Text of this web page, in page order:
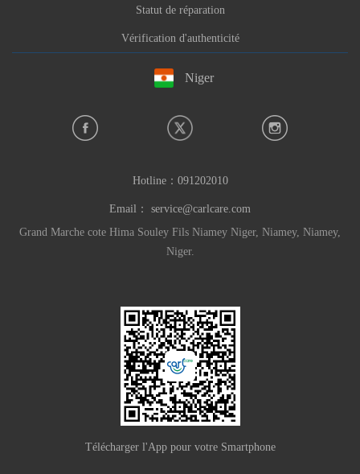
Statut de réparation
Vérification d'authenticité
Niger
Hotline： 091202010
Email： service@carlcare.com
Grand Marche cote Hima Souley Fils Niamey Niger, Niamey, Niamey,
Niger.
Télécharger l'App pour votre Smartphone